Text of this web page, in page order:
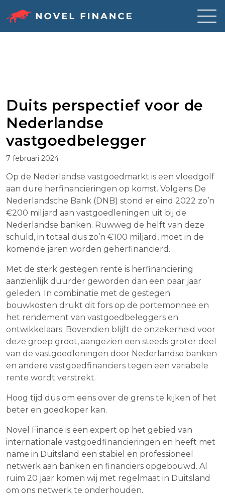
to
Duits perspectief voor de
Nederlandse
vastgoedbelegger
7 februari 2024
Op de Nederlandse vastgoedmarkt is een vloedgolf
aan dure herfinancieringen op komst. Volgens De
Nederlandsche Bank (DNB) stond er eind 2022 zo’n
€200 miljard aan vastgoedleningen uit bij de
Nederlandse banken. Ruwweg de helft van deze
schuld, in totaal dus zo’n €100 miljard, moet in de
komende jaren worden geherfinancierd.
Met de sterk gestegen rente is herfinanciering
aanzienlijk duurder geworden dan een paar jaar
geleden. In combinatie met de gestegen
bouwkosten drukt dit fors op de portemonnee en
het rendement van vastgoedbeleggers en
ontwikkelaars. Bovendien blijft de onzekerheid voor
deze groep groot, aangezien een steeds groter deel
van de vastgoedleningen door Nederlandse banken
en andere vastgoedfinanciers tegen een variabele
rente wordt verstrekt.
Hoog tijd dus om eens over de grens te kijken of het
beter en goedkoper kan.
Novel Finance is een expert op het gebied van
internationale vastgoedfinancieringen en heeft met
name in Duitsland een stabiel en professioneel
netwerk aan banken en financiers opgebouwd. Al
ruim 20 jaar komen wij met regelmaat in Duitsland
om ons netwerk te onderhouden.